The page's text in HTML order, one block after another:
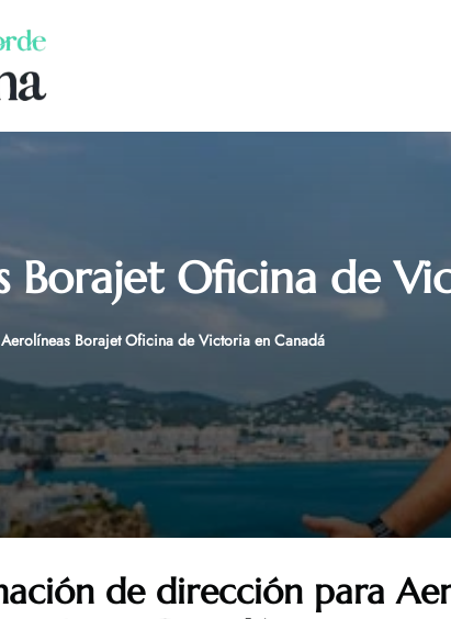
Borajet Oficina de
Aerolíneas Borajet Oficina de Victoria en Canadá
de dirección para